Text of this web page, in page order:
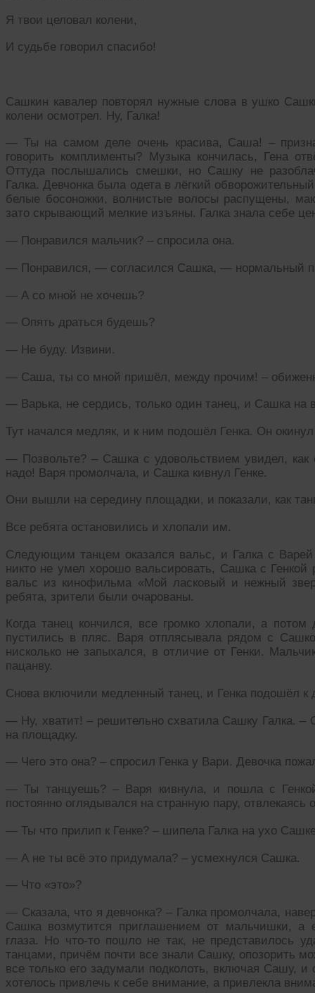
Я твои целовал колени,
И судьбе говорил спасибо!
Сашкин кавалер повторял нужные слова в ушко
колени осмотрел. Ну, Галка!
— Ты на самом деле очень красива, Саша! –
говорить комплименты? Музыка кончилась, Гена
Оттуда послышались смешки, но Сашку не
Галка. Девчонка была одета в лёгкий
белые босоножки, волнистые волосы распущены,
зато скрывающий мелкие изъяны. Галка знала себе
— Понравился мальчик? – спросила она.
— Понравился, — согласился Сашка, — нормальный
— А со мной не хочешь?
— Опять драться будешь?
— Не буду. Извини.
— Саша, ты со мной пришёл, между прочим! –
— Варька, не сердись, только один танец, и Сашка на
Тут начался медляк, и к ним подошёл Генка. Он
— Позвольте? – Сашка с удовольствием увидел, как
надо! Варя промолчала, и Сашка кивнул Генке.
Они вышли на середину площадки, и показали, как
Все ребята остановились и хлопали им.
Следующим танцем оказался вальс, и Галка с
никто не умел хорошо вальсировать, Сашка с
вальс из кинофильма «Мой ласковый и нежный
ребята, зрители были очарованы.
Когда танец кончился, все громко хлопали, а
пустились в пляс. Варя отплясывала рядом с
нисколько не запыхался, в отличие от Генки.
пацанву.
Снова включили медленный танец, и Генка подошёл к
— Ну, хватит! – решительно схватила Сашку Галка. –
на площадку.
— Чего это она? – спросил Генка у Вари. Девочка
— Ты танцуешь? – Варя кивнула, и пошла с
постоянно оглядывался на странную пару, отвлекаясь
— Ты что прилип к Генке? – шипела Галка на ухо
— А не ты всё это придумала? – усмехнулся Сашка.
— Что «это»?
— Сказала, что я девчонка? – Галка промолчала,
Сашка возмутится приглашением от мальчишки, а
глаза. Но что-то пошло не так, не представилось
танцами, причём почти все знали Сашку, опозорить
все только его задумали подколоть, включая Сашу, и
хотелось привлечь к себе внимание, а привлекла